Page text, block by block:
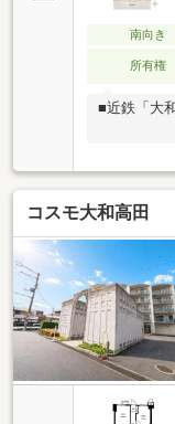
南向き
所有権
■近鉄「大
コスモ大和高田